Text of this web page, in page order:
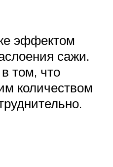
эффектом
сажи.
том, что
количеством